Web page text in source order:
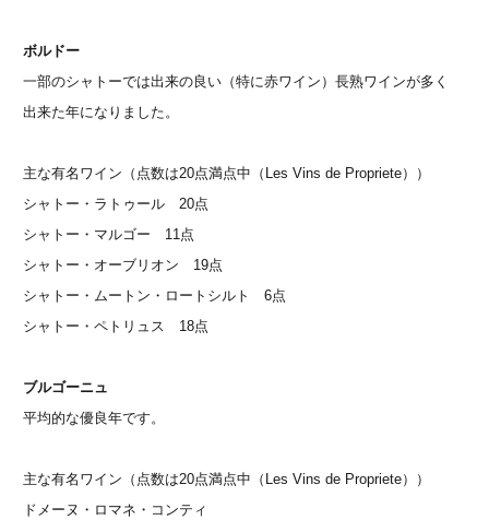
ボルドー
一部のシャトーでは出来の良い（特に赤ワイン）長熟ワインが多く
出来た年になりました。
主な有名ワイン（点数は20点満点中（Les Vins de Propriete））
シャトー・ラトゥール 20点
シャトー・マルゴー 11点
シャトー・オーブリオン 19点
シャトー・ムートン・ロートシルト 6点
シャトー・ペトリュス 18点
ブルゴーニュ
平均的な優良年です。
主な有名ワイン（点数は20点満点中（Les Vins de Propriete））
ドメーヌ・ロマネ・コンティ